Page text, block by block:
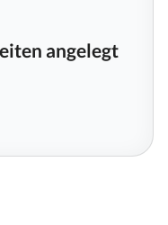
angelegt